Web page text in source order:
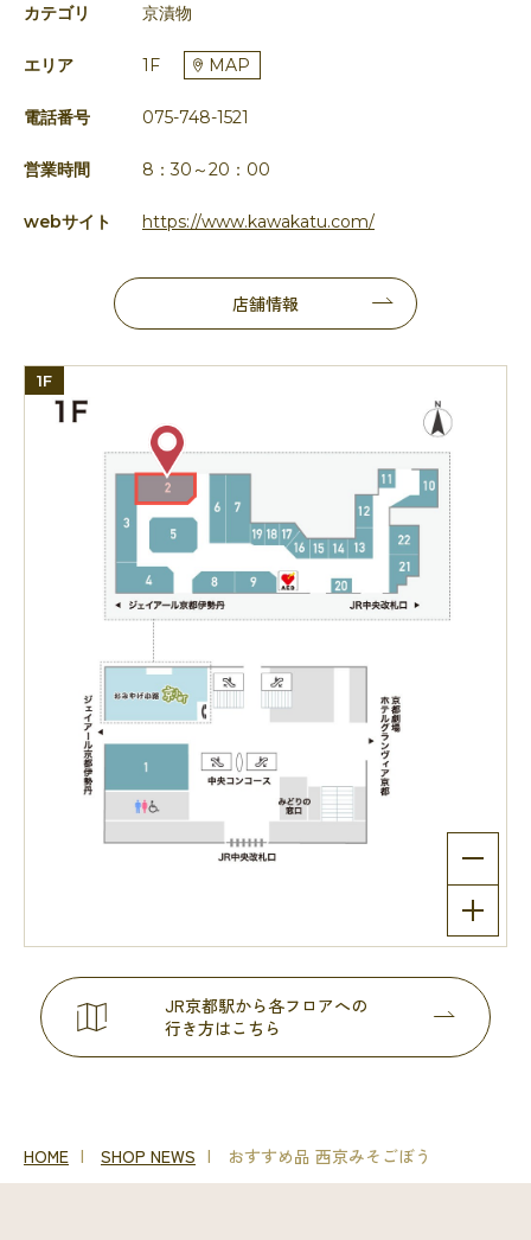
カテゴリ 京漬物
エリア 1F MAP
電話番号 075-748-1521
営業時間 8：30～20：00
webサイト https://www.kawakatu.com/
店舗情報
1F
JR京都駅から各フロアへの
行き方はこちら
HOME SHOP NEWS おすすめ品 西京みそごぼう